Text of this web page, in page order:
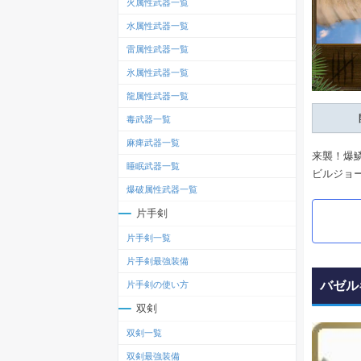
来襲！爆
ビルジョ
バゼ
火属性武器一覧
水属性武器一覧
雷属性武器一覧
氷属性武器一覧
龍属性武器一覧
毒武器一覧
麻痺武器一覧
睡眠武器一覧
爆破属性武器一覧
片手剣
片手剣一覧
片手剣最強装備
片手剣の使い方
双剣
双剣一覧
双剣最強装備